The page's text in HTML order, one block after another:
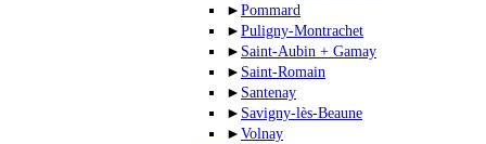
► Pommard
► Puligny-Montrachet
► Saint-Aubin + Gamay
► Saint-Romain
► Santenay
► Savigny-lès-Beaune
► Volnay